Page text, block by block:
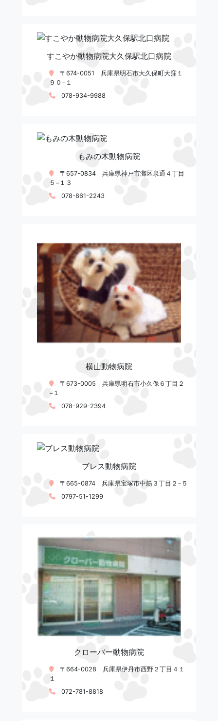
すこやか動物病院大久保駅北口病院
〒674-0051 兵庫県明石市大久保町大窪１
９０−１
078-934-9988
もみの木動物病院
〒657-0834 兵庫県神戸市灘区泉通４丁目
５−１３
078-861-2243
横山動物病院
〒673-0005 兵庫県明石市小久保６丁目２
−１
078-929-2394
ブレス動物病院
〒665-0874 兵庫県宝塚市中筋３丁目２−５
0797-51-1299
クローバー動物病院
〒664-0028 兵庫県伊丹市西野２丁目４１
１
072-781-8818